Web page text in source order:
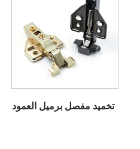
تخميد مفصل برميل العمود